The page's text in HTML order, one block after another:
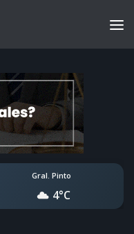
Gral. Pinto
4°C